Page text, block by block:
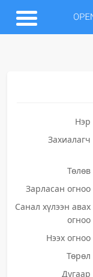
Нэр
Захиалагч
Төлөв
Зарласан огноо
Санал хүлээн авах
огноо
Нээх огноо
Төрөл
Дугаар